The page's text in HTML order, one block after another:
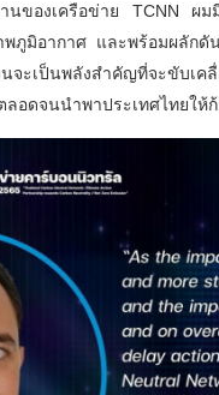
นของเครือข่าย TCNN ผ
ภูมิอากาศ และพร้อมผลัก
จะเป็นพลังสำคัญที่จะขับเ
อดจนนำพาประเทศไทยให้